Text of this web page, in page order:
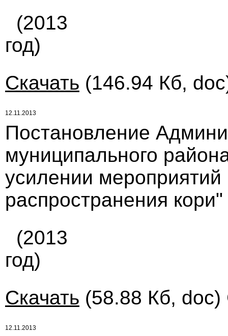
(2013
год)
Скачать (146.94 Кб,
12.11.2013
Постановление
муниципального
усилении
распространения кори"
(2013
год)
Скачать (58.88 Кб, doc)
12.11.2013